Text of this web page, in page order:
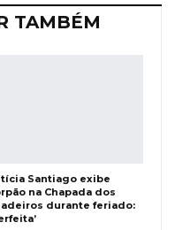
TAMBÉM
Santiago exibe
na Chapada dos
durante feriado: